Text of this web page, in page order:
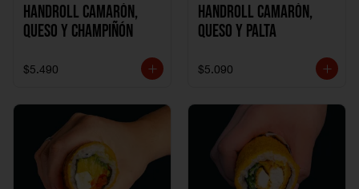
Handroll Camarón,
Queso y Champiñón
$5.490
Handroll Camarón,
Queso y Palta
$5.090